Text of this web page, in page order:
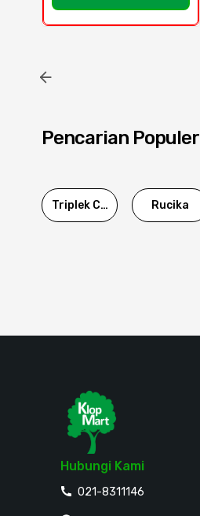
Pencarian Populer
Triplek Cor Rucika
Hubungi Kami
021-8311146